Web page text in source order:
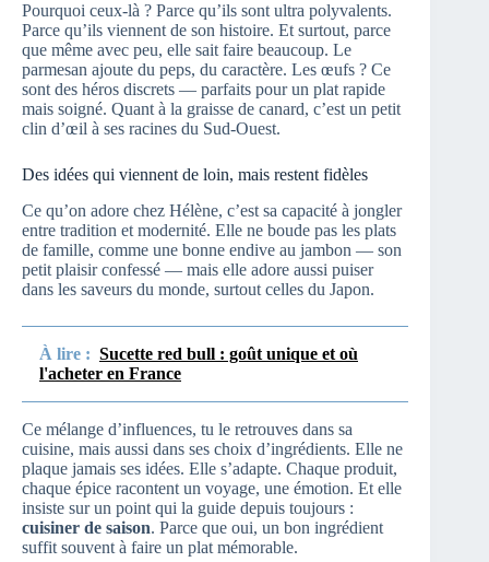
Pourquoi ceux-là ? Parce qu’ils sont ultra polyvalents.
Parce qu’ils viennent de son histoire. Et surtout, parce
que même avec peu, elle sait faire beaucoup. Le
parmesan ajoute du peps, du caractère. Les œufs ? Ce
sont des héros discrets — parfaits pour un plat rapide
mais soigné. Quant à la graisse de canard, c’est un petit
clin d’œil à ses racines du Sud-Ouest.
Des idées qui viennent de loin, mais restent fidèles
Ce qu’on adore chez Hélène, c’est sa capacité à jongler
entre tradition et modernité. Elle ne boude pas les plats
de famille, comme une bonne endive au jambon — son
petit plaisir confessé — mais elle adore aussi puiser
dans les saveurs du monde, surtout celles du Japon.
À lire : Sucette red bull : goût unique et où
l'acheter en France
Ce mélange d’influences, tu le retrouves dans sa
cuisine, mais aussi dans ses choix d’ingrédients. Elle ne
plaque jamais ses idées. Elle s’adapte. Chaque produit,
chaque épice racontent un voyage, une émotion. Et elle
insiste sur un point qui la guide depuis toujours :
cuisiner de saison. Parce que oui, un bon ingrédient
suffit souvent à faire un plat mémorable.